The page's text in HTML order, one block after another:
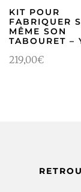
KIT POUR
FABRIQUER
MÊME SON
TABOURET –
219,00€